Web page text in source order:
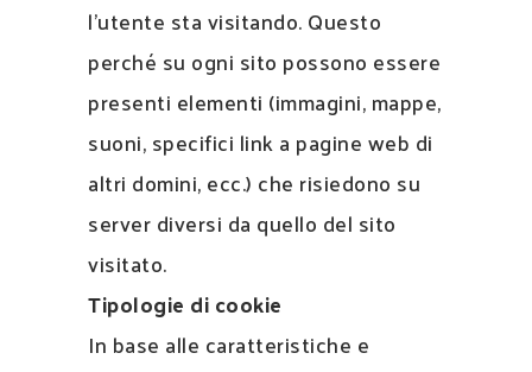
l’utente sta visitando. Questo
perché su ogni sito possono essere
presenti elementi (immagini, mappe,
suoni, specifici link a pagine web di
altri domini, ecc.) che risiedono su
server diversi da quello del sito
visitato.
Tipologie di cookie
In base alle caratteristiche e